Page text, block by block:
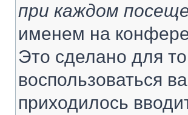
при каждом
именем на
Это сделано для
воспользоваться
приходилось